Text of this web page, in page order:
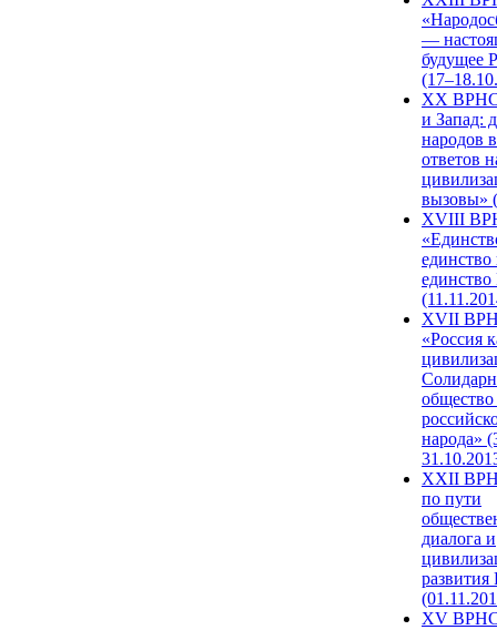
—
будущее
XX ВРНС
и Запад:
народов
ответов
вызовы»
XVIII
единство
единство
XVII
«Россия
народа»
XXII
по пути
диалога и
развития
XV